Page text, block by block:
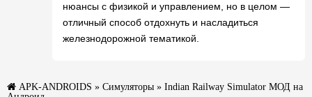
нюансы с физикой и управлением, но в целом —
отличный способ отдохнуть и насладиться
железнодорожной тематикой.
APK-ANDROIDS » Симуляторы » Indian Railway Simulator МОД на